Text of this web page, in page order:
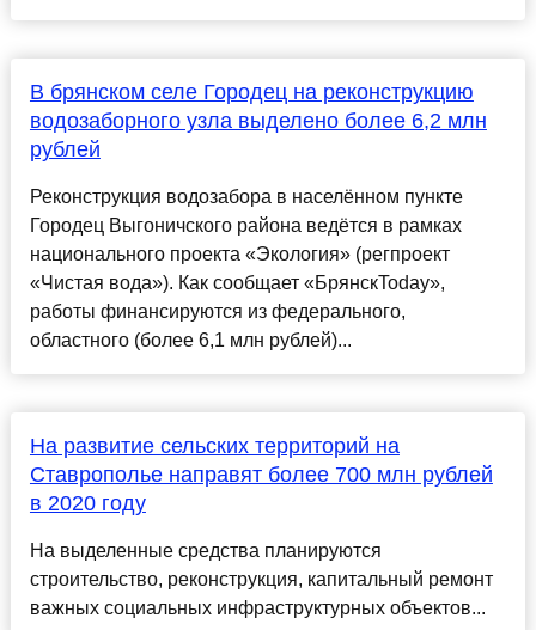
В брянском селе Городец на реконструкцию
водозаборного узла выделено более 6,2 млн
рублей
Реконструкция водозабора в населённом пункте
Городец Выгоничского района ведётся в рамках
национального проекта «Экология» (регпроект
«Чистая вода»). Как сообщает «БрянскToday»,
работы финансируются из федерального,
областного (более 6,1 млн рублей)...
На развитие сельских территорий на
Ставрополье направят более 700 млн рублей
в 2020 году
На выделенные средства планируются
строительство, реконструкция, капитальный ремонт
важных социальных инфраструктурных объектов...